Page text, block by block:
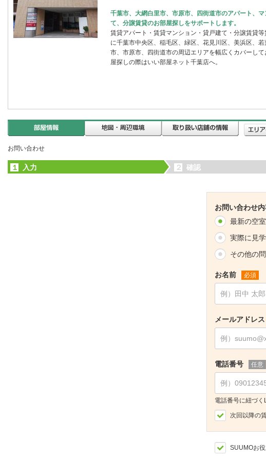
千葉市、大網白里市、市原市、四街道市のアパート、
て、分譲賃貸のお部屋探しをサポートします。
賃貸アパート・賃貸マンション・貸戸建て・分譲賃貸
に千葉市中央区、稲毛区、緑区、花見川区、美浜区、
市、市原市、四街道市の周辺エリアを幅広くカバーし
屋探しの際はいい部屋ネット千葉店へ。
お問い合わせ
１ 入力 ２ 確認
お問い合わせ
最新の空
実際に見
その他の
お名前 必須
メールアドレス
電話番号 任意
電話番号に紐づく
次回以降の
SUUMOお